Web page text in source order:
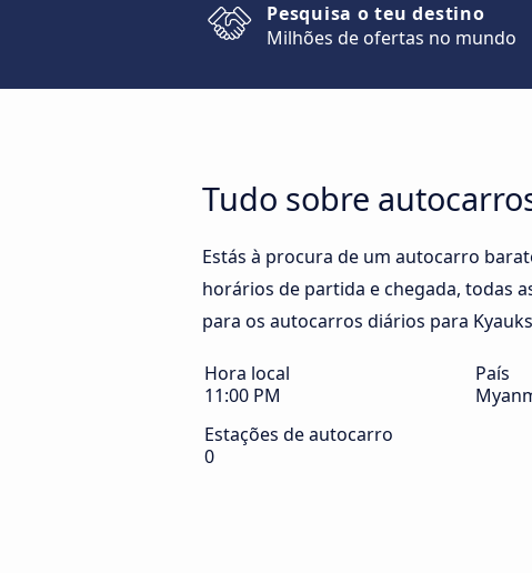
Pesquisa o teu destino
Milhões de ofertas no mundo
Tudo sobre
Estás à procura de um autocarro
horários de partida e chegada, todas
para os autocarros diários para
Hora local
11:00 PM
País
Estações de autocarro
0